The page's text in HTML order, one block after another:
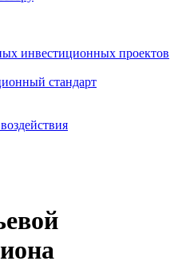
инвестиционных проектов
стандарт